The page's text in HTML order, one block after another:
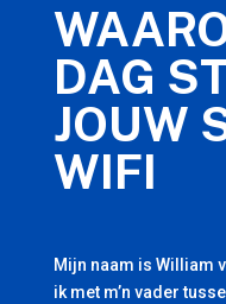
DAG
JOUW
WIFI
Mijn naam is William
ik met m’n vader